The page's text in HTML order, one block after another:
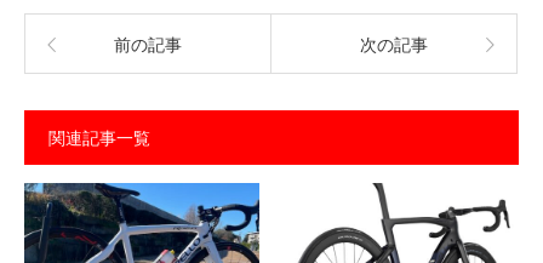
前の記事 次の記事
関連記事一覧